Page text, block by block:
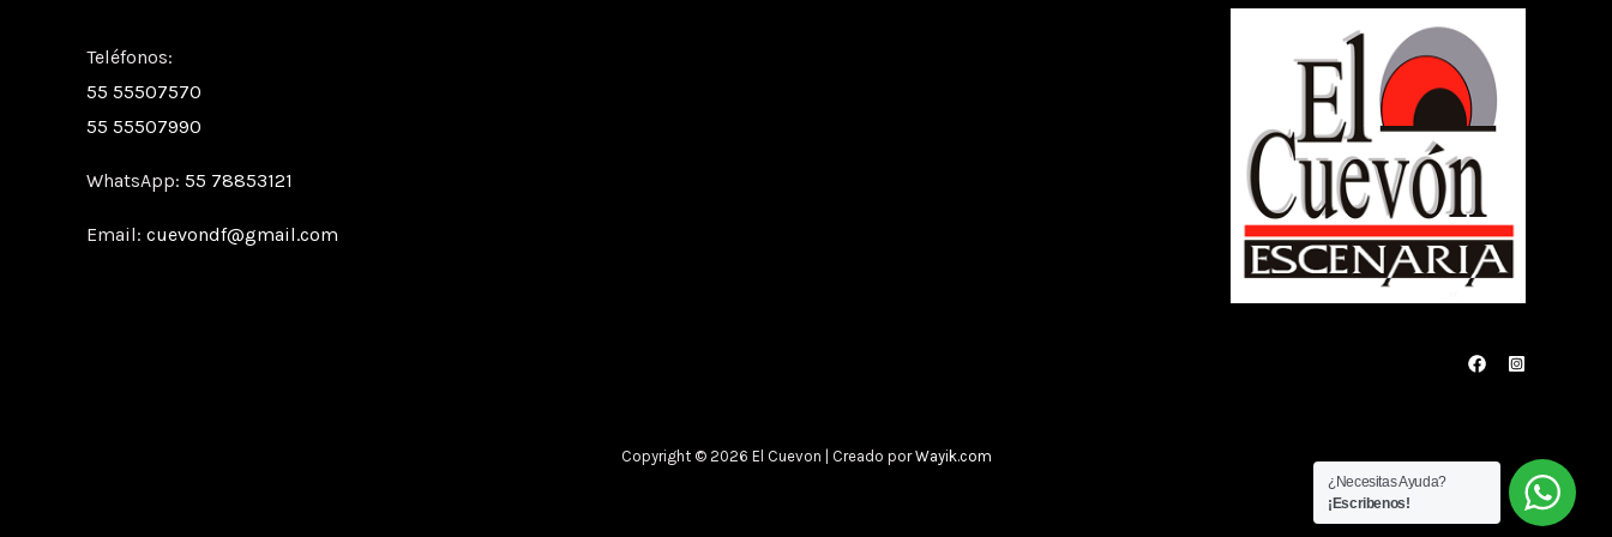
Teléfonos:
55 55507570
55 55507990
WhatsApp: 55 78853121
Email: cuevondf@gmail.com
Copyright © 2026 El Cuevon | Creado porWayik.com
¿Necesitas Ayuda?
¡Escribenos!